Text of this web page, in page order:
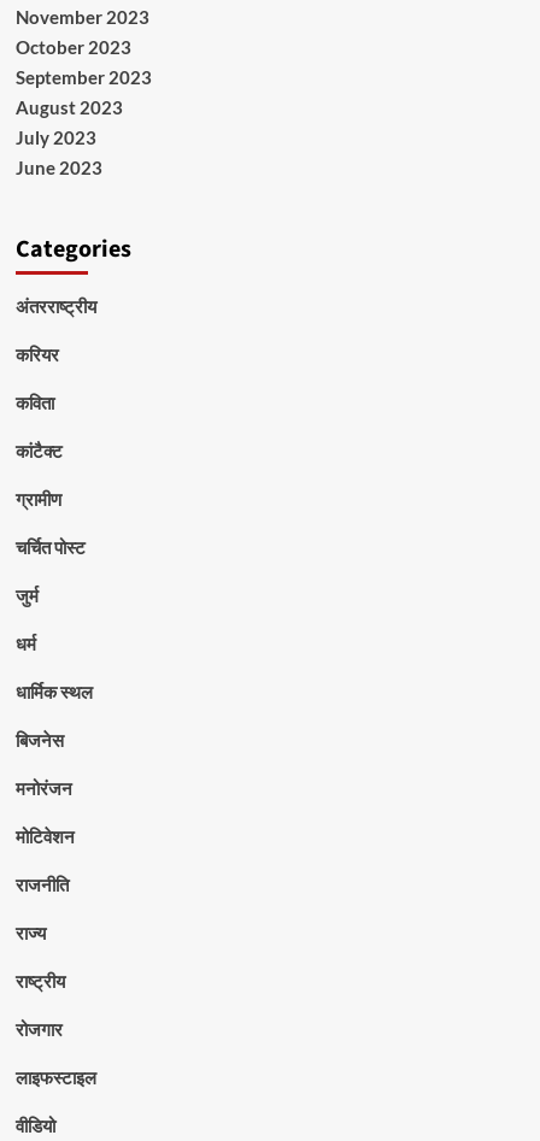
November 2023
October 2023
September 2023
August 2023
July 2023
June 2023
Categories
अंतरराष्ट्रीय
करियर
कविता
कांटैक्ट
ग्रामीण
चर्चित पोस्ट
जुर्म
धर्म
धार्मिक स्थल
बिजनेस
मनोरंजन
मोटिवेशन
राजनीति
राज्य
राष्ट्रीय
रोजगार
लाइफस्टाइल
वीडियो